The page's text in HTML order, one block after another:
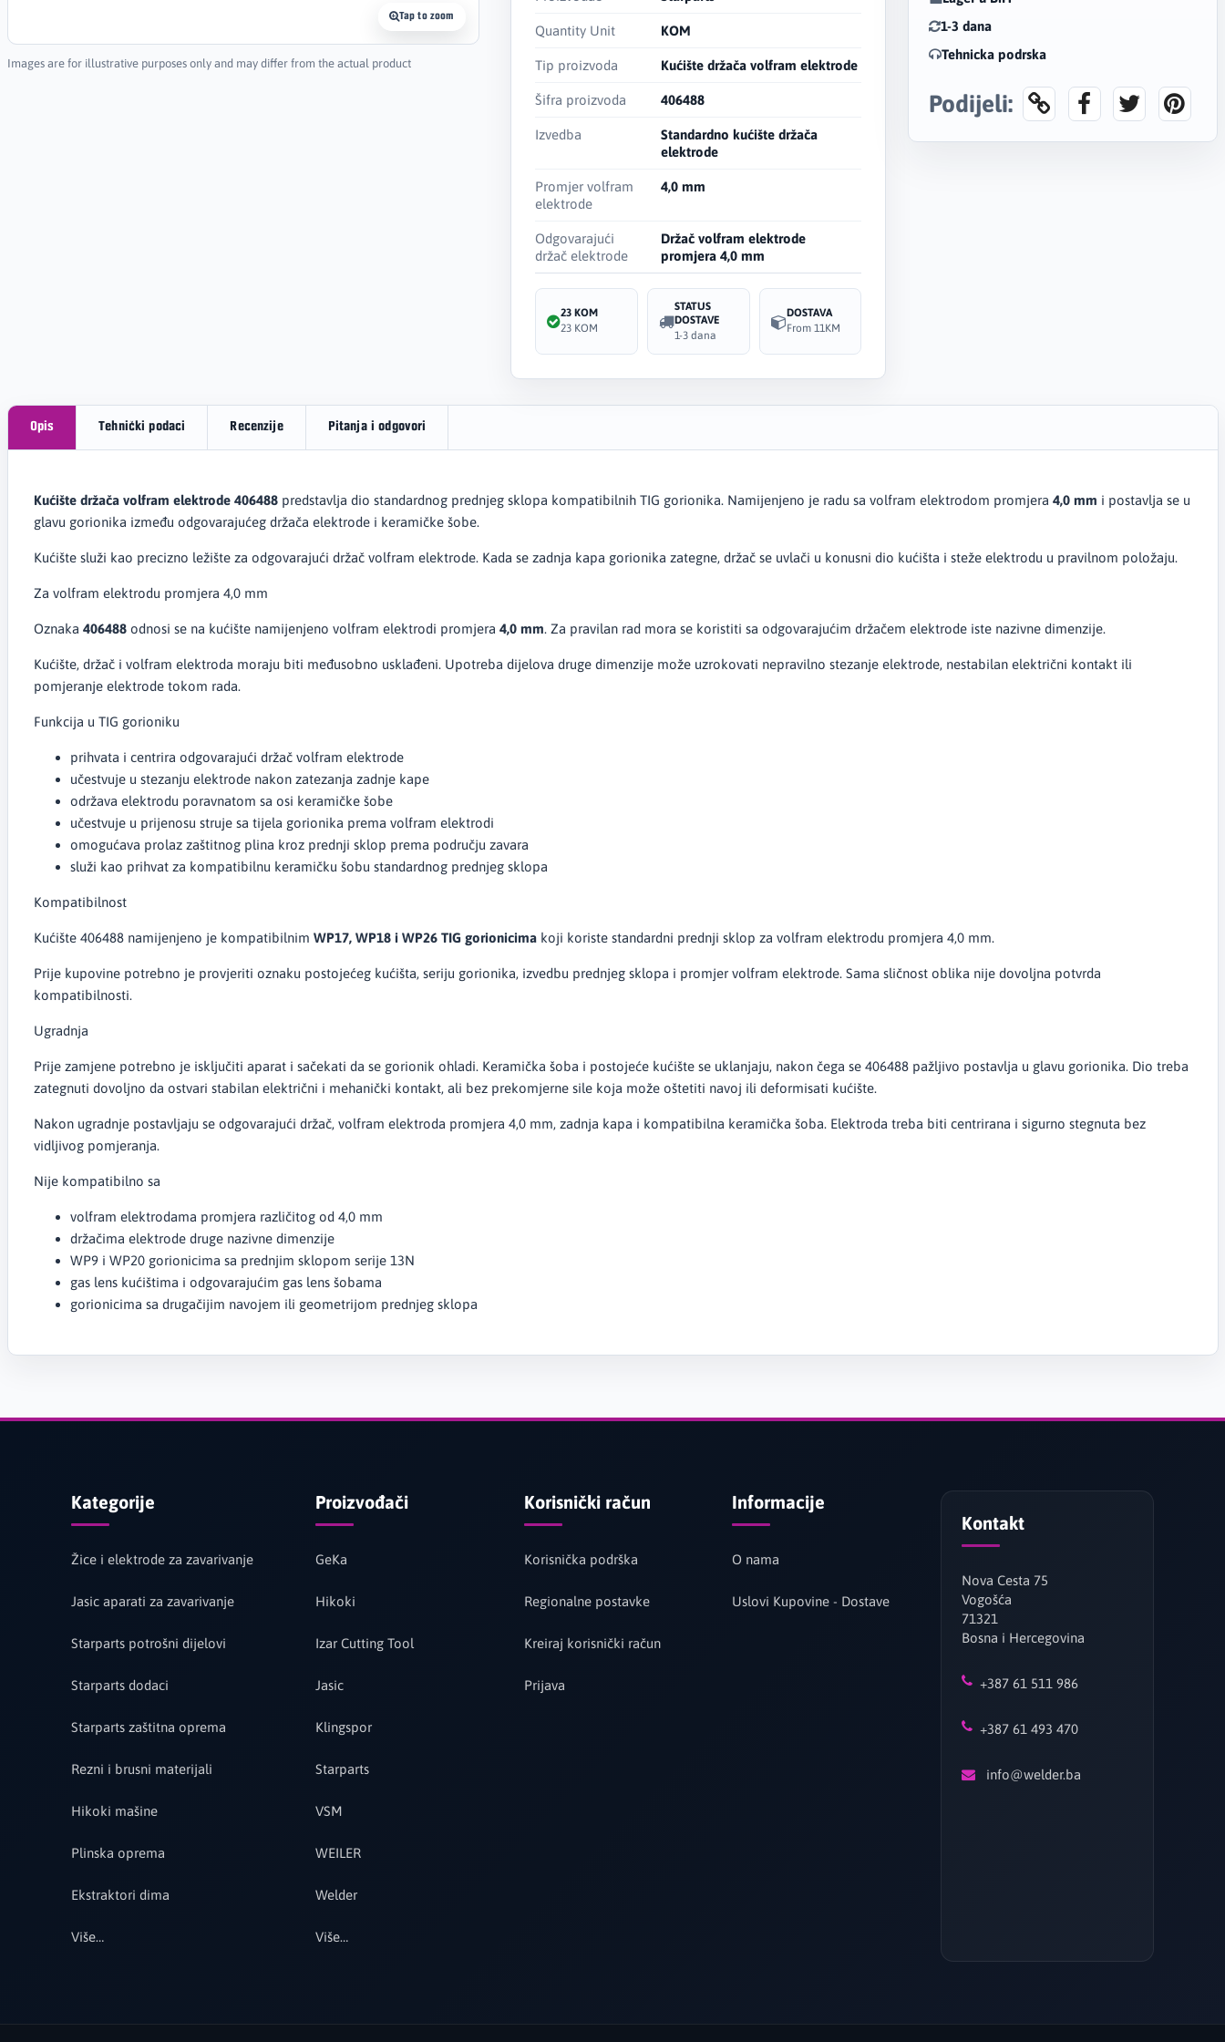
Tap to zoom
Images are for illustrative purposes only and may differ from the actual product
Quantity Unit KOM
Tip proizvoda Kućište držača volfram elektrode
Šifra proizvoda 406488
Izvedba
Standardno kućište držača
elektrode
Promjer volfram
elektrode
4,0 mm
Odgovarajući
držač elektrode
Držač volfram elektrode
promjera 4,0 mm
23 KOM
23 KOM
STATUS
DOSTAVE
1-3 dana
DOSTAVA
From 11KM
1-3 dana
Tehnicka podrska
Podijeli:
Opis Tehnički podaci Recenzije Pitanja i odgovori
Kućište držača volfram elektrode 406488predstavlja dio standardnog prednjeg sklopa kompatibilnih TIG gorionika. Namijenjeno je radu sa volfram elektrodom promjera 4,0 mm i postavlja se u
glavu gorionika između odgovarajućeg držača elektrode i keramičke šobe.
Kućište služi kao precizno ležište za odgovarajući držač volfram elektrode. Kada se zadnja kapa gorionika zategne, držač se uvlači u konusni dio kućišta i steže elektrodu u pravilnom položaju.
Za volfram elektrodu promjera 4,0 mm
Oznaka 406488odnosi se na kućište namijenjeno volfram elektrodi promjera 4,0 mm. Za pravilan rad mora se koristiti sa odgovarajućim držačem elektrode iste nazivne dimenzije.
Kućište, držač i volfram elektroda moraju biti međusobno usklađeni. Upotreba dijelova druge dimenzije može uzrokovati nepravilno stezanje elektrode, nestabilan električni kontakt ili
pomjeranje elektrode tokom rada.
Funkcija u TIG gorioniku
prihvata i centrira odgovarajući držač volfram elektrode
učestvuje u stezanju elektrode nakon zatezanja zadnje kape
održava elektrodu poravnatom sa osi keramičke šobe
učestvuje u prijenosu struje sa tijela gorionika prema volfram elektrodi
omogućava prolaz zaštitnog plina kroz prednji sklop prema području zavara
služi kao prihvat za kompatibilnu keramičku šobu standardnog prednjeg sklopa
Kompatibilnost
Kućište 406488 namijenjeno je kompatibilnim WP17, WP18 i WP26 TIG gorionicimakoji koriste standardni prednji sklop za volfram elektrodu promjera 4,0 mm.
Prije kupovine potrebno je provjeriti oznaku postojećeg kućišta, seriju gorionika, izvedbu prednjeg sklopa i promjer volfram elektrode. Sama sličnost oblika nije dovoljna potvrda
kompatibilnosti.
Ugradnja
Prije zamjene potrebno je isključiti aparat i sačekati da se gorionik ohladi. Keramička šoba i postojeće kućište se uklanjaju, nakon čega se 406488 pažljivo postavlja u glavu gorionika. Dio treba
zategnuti dovoljno da ostvari stabilan električni i mehanički kontakt, ali bez prekomjerne sile koja može oštetiti navoj ili deformisati kućište.
Nakon ugradnje postavljaju se odgovarajući držač, volfram elektroda promjera 4,0 mm, zadnja kapa i kompatibilna keramička šoba. Elektroda treba biti centrirana i sigurno stegnuta bez
vidljivog pomjeranja.
Nije kompatibilno sa
volfram elektrodama promjera različitog od 4,0 mm
držačima elektrode druge nazivne dimenzije
WP9 i WP20 gorionicima sa prednjim sklopom serije 13N
gas lens kućištima i odgovarajućim gas lens šobama
gorionicima sa drugačijim navojem ili geometrijom prednjeg sklopa
Kategorije
Žice i elektrode za zavarivanje
Jasic aparati za zavarivanje
Starparts potrošni dijelovi
Starparts dodaci
Starparts zaštitna oprema
Rezni i brusni materijali
Hikoki mašine
Plinska oprema
Ekstraktori dima
Više…
Proizvođači
GeKa
Hikoki
Izar Cutting Tool
Jasic
Klingspor
Starparts
VSM
WEILER
Welder
Više…
Korisnički račun
Korisnička podrška
Regionalne postavke
Kreiraj korisnički račun
Prijava
Informacije
O nama
Uslovi Kupovine - Dostave
Kontakt
Nova Cesta 75
Vogošća
71321
Bosna i Hercegovina
+387 61 511 986
+387 61 493 470
info@welder.ba